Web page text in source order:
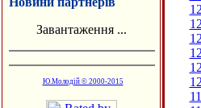
Завантаження ...
Ю.Молодій © 2000-2015